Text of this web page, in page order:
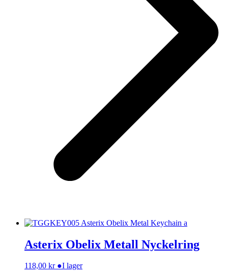
Asterix Obelix Metall Nyckelring
118,00 kr ●I lager